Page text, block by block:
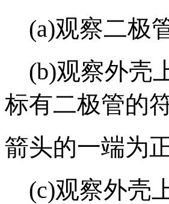
(a)观察二极
(b)观察外壳
标有二极管的
箭头的一端为
(c)观察外壳